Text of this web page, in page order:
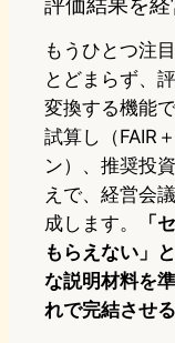
もうひとつ注
とどまらず、
変換する機能
試算し（FAIR
ン）、推奨投
えで、経営会
成します。
「
もらえない」
な説明材料を
れで完結させ